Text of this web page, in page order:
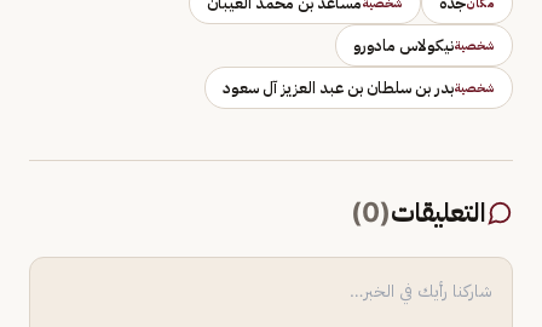
شخصيةنيكولاس مادورو
شخصيةبدر بن سلطان بن عبد العزيز آل سعود
التعليقات(
0
)